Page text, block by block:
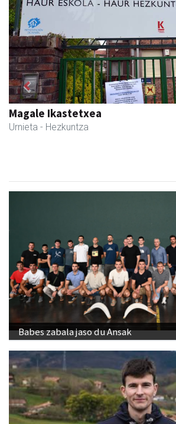
Magale Ikastetxea
Urnieta - Hezkuntza
Previous
Babes zabala jaso du Ansak